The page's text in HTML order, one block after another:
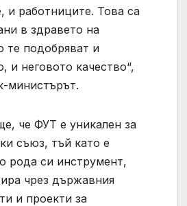
и работниците. Това са
в здравето на
те подобряват и
и неговото качество“,
министърът.
че ФУТ е уникален за
съюз, тъй като е
рода си инструмент,
чрез държавния
и проекти за